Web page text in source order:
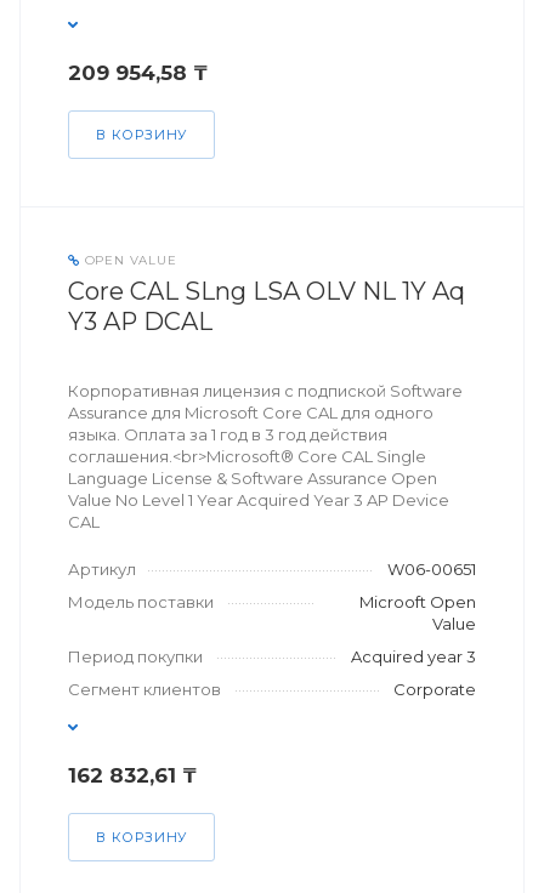
209 954,58 ₸
В КОРЗИНУ
OPEN VALUE
Core CAL SLng LSA OLV NL 1Y Aq
Y3 AP DCAL
Корпоративная лицензия с подпиской Software
Assurance для Microsoft Core CAL для одного
языка. Оплата за 1 год в 3 год действия
соглашения.<br>Microsoft® Core CAL Single
Language License & Software Assurance Open
Value No Level 1 Year Acquired Year 3 AP Device
CAL
Артикул
W06-00651
Модель поставки
Microoft Open
Value
Период покупки
Acquired year 3
Сегмент клиентов
Corporate
162 832,61 ₸
В КОРЗИНУ